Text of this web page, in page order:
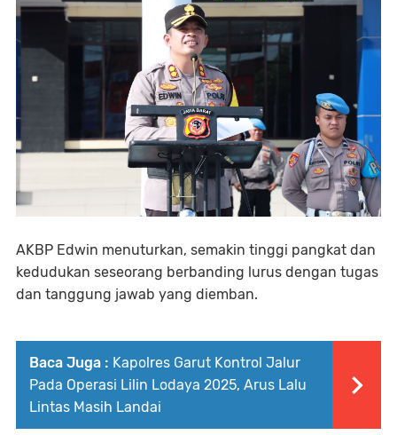
AKBP Edwin menuturkan, semakin tinggi pangkat dan
kedudukan seseorang berbanding lurus dengan tugas
dan tanggung jawab yang diemban.
Baca Juga : Kapolres Garut Kontrol Jalur
Pada Operasi Lilin Lodaya 2025, Arus Lalu
Lintas Masih Landai